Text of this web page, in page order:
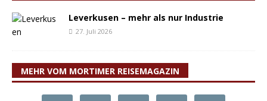
Leverkusen – mehr als nur Industrie
27. Juli 2026
MEHR VOM MORTIMER REISEMAGAZIN